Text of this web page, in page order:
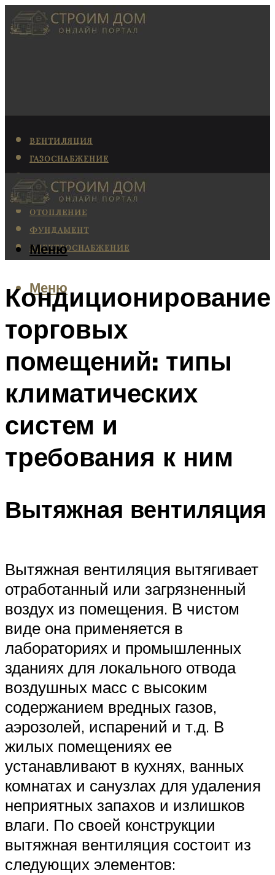
ВЕНТИЛЯЦИЯ
ГАЗОСНАБЖЕНИЕ
КАНАЛИЗАЦИЯ
КОНДИЦИОНИРОВАНИЕ
ОТОПЛЕНИЕ
ФУНДАМЕНТ
ЭЛЕКТРОСНАБЖЕНИЕ
Меню
Меню
Кондиционирование
торговых
помещений: типы
климатических
систем и
требования к ним
Вытяжная вентиляция
Вытяжная вентиляция вытягивает
отработанный или загрязненный
воздух из помещения. В чистом
виде она применяется в
лабораториях и промышленных
зданиях для локального отвода
воздушных масс с высоким
содержанием вредных газов,
аэрозолей, испарений и т.д. В
жилых помещениях ее
устанавливают в кухнях, ванных
комнатах и санузлах для удаления
неприятных запахов и излишков
влаги. По своей конструкции
вытяжная вентиляция состоит из
следующих элементов: